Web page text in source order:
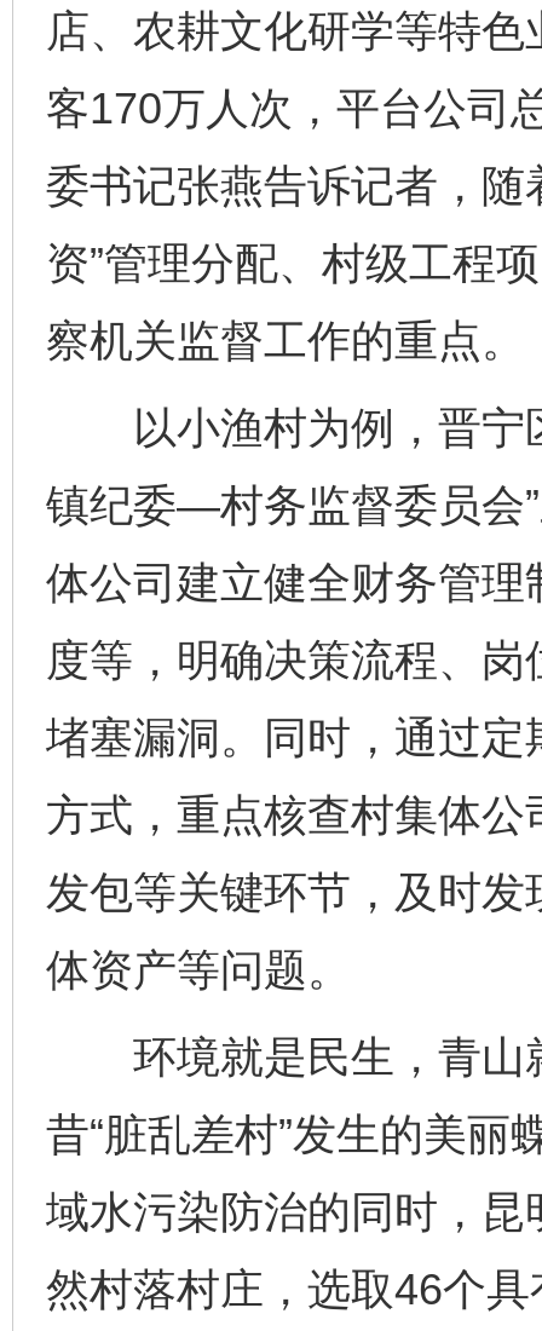
店、农耕文化研学等特
客170万人次，平台公司
委书记张燕告诉记者，随
资”管理分配、村级工程
察机关监督工作的重点。
以小渔村为例，晋宁
镇纪委—村务监督委员会
体公司建立健全财务管
度等，明确决策流程、
堵塞漏洞。同时，通过
方式，重点核查村集体
发包等关键环节，及时
体资产等问题。
环境就是民生，青山
昔“脏乱差村”发生的美丽
域水污染防治的同时，
然村落村庄，选取46个